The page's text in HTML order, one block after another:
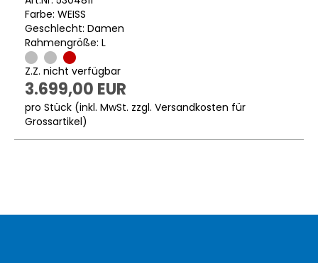
Farbe: WEISS
Geschlecht: Damen
Rahmengröße: L
Z.Z. nicht verfügbar
3.699,00 EUR
pro Stück (inkl. MwSt. zzgl. Versandkosten für
Grossartikel)